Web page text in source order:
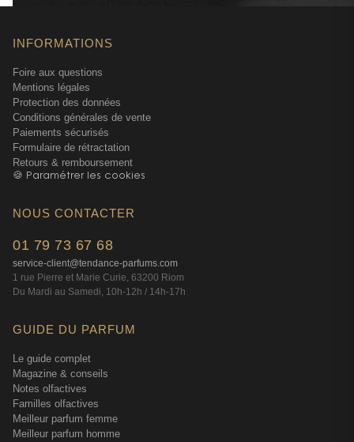
INFORMATIONS
Foire aux questions
Mentions légales
Protection des données
Conditions générales de vente
Paiements sécurisés
Formulaire de rétractation
Retours & remboursement
🍪 Paramétrer les cookies
NOUS CONTACTER
01 79 73 67 68
service-client@tendance-parfums.com
1 rue Pierre et Marie Curie, 63200 Riom
Du Mardi au Samedi, 10h-12h / 14h-17h
GUIDE DU PARFUM
Le guide complet
Magazine & conseils
Notes olfactives
Familles olfactives
Meilleur parfum femme
Meilleur parfum homme